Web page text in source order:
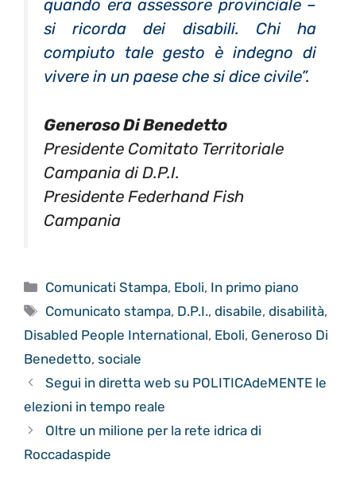
quando era assessore provinciale –
si ricorda dei disabili. Chi ha
compiuto tale gesto è indegno di
vivere in un paese che si dice civile”.
Generoso Di Benedetto
Presidente Comitato Territoriale
Campania di D.P.I.
Presidente Federhand Fish
Campania
Categorie
Comunicati Stampa, Eboli, In primo piano
Tag
Comunicato stampa, D.P.I.,disabile,disabilità,
Disabled People International, Eboli, Generoso Di
Benedetto, sociale
Segui in diretta web su POLITICAdeMENTE le
elezioni in tempo reale
Oltre un milione per la rete idrica di
Roccadaspide